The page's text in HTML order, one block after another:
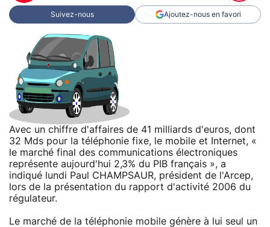
Suivez-nous Ajoutez-nous en favori
Avec un chiffre d'affaires de 41 milliards d'euros, dont
32 Mds pour la téléphonie fixe, le mobile et Internet, «
le marché final des communications électroniques
représente aujourd'hui 2,3% du PIB français », a
indiqué lundi Paul CHAMPSAUR, président de l'Arcep,
lors de la présentation du rapport d'activité 2006 du
régulateur.
Le marché de la téléphonie mobile génère à lui seul un